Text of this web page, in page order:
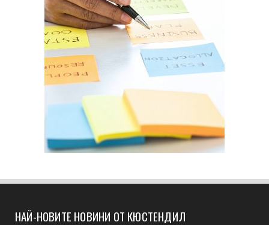
НАЙ-НОВИТЕ НОВИНИ ОТ КЮСТЕНДИЛ